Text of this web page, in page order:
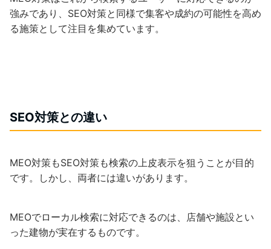
強みであり、SEO対策と同様で集客や成約の可能性を高め
る施策として注目を集めています。
SEO対策との違い
MEO対策もSEO対策も検索の上皮表示を狙うことが目的
です。しかし、両者には違いがあります。
MEOでローカル検索に対応できるのは、店舗や施設とい
った建物が実在するものです。